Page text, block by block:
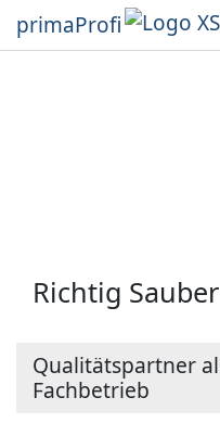
primaProfi
Richtig
Qualitätspartner
Fachbetrieb